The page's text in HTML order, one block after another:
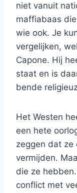
niet vanuit
maffiabaas
wie ook. Je
vergelijken,
Capone. Hij
staat en is
bende
Het Westen
een hete
zeggen dat ze
vermijden.
die ze
conflict met